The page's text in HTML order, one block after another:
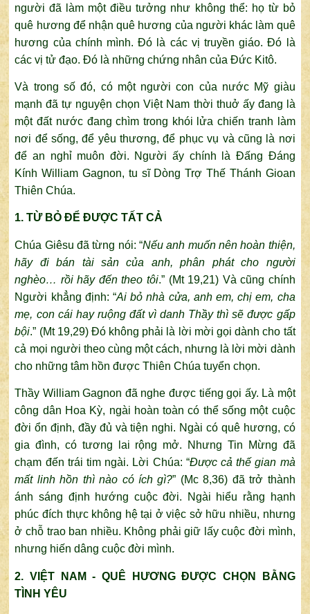
người đã làm một điều tưởng như không thể: họ từ bỏ
quê hương để nhận quê hương của người khác làm quê
hương của chính mình. Đó là các vị truyền giáo. Đó là
các vị tử đạo. Đó là những chứng nhân của Đức Kitô.
Và trong số đó, có một người con của nước Mỹ giàu
mạnh đã tự nguyện chọn Việt Nam thời thuở ấy đang là
một đất nước đang chìm trong khói lửa chiến tranh làm
nơi để sống, để yêu thương, để phục vụ và cũng là nơi
để an nghỉ muôn đời. Người ấy chính là Đấng Đáng
Kính William Gagnon, tu sĩ Dòng Trợ Thế Thánh Gioan
Thiên Chúa.
1. TỪ BỎ ĐỂ ĐƯỢC TẤT CẢ
Chúa Giêsu đã từng nói: “Nếu anh muốn nên hoàn thiện,
hãy đi bán tài sản của anh, phân phát cho người
nghèo… rồi hãy đến theo tôi.” (Mt 19,21) Và cũng chính
Người khẳng định: “Ai bỏ nhà cửa, anh em, chị em, cha
mẹ, con cái hay ruộng đất vì danh Thầy thì sẽ được gấp
bội.” (Mt 19,29) Đó không phải là lời mời gọi dành cho tất
cả mọi người theo cùng một cách, nhưng là lời mời dành
cho những tâm hồn được Thiên Chúa tuyển chọn.
Thầy William Gagnon đã nghe được tiếng gọi ấy. Là một
công dân Hoa Kỳ, ngài hoàn toàn có thể sống một cuộc
đời ổn định, đầy đủ và tiện nghi. Ngài có quê hương, có
gia đình, có tương lai rộng mở. Nhưng Tin Mừng đã
chạm đến trái tim ngài. Lời Chúa: “Được cả thế gian mà
mất linh hồn thì nào có ích gì?” (Mc 8,36) đã trở thành
ánh sáng định hướng cuộc đời. Ngài hiểu rằng hạnh
phúc đích thực không hệ tại ở việc sở hữu nhiều, nhưng
ở chỗ trao ban nhiều. Không phải giữ lấy cuộc đời mình,
nhưng hiến dâng cuộc đời mình.
2. VIỆT NAM - QUÊ HƯƠNG ĐƯỢC CHỌN BẰNG
TÌNH YÊU